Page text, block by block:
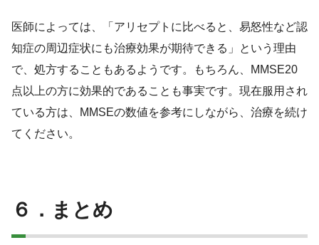
医師によっては、「アリセプトに比べると、易怒性など認
知症の周辺症状にも治療効果が期待できる」という理由
で、処方することもあるようです。もちろん、MMSE20
点以上の方に効果的であることも事実です。現在服用され
ている方は、MMSEの数値を参考にしながら、治療を続け
てください。
６．まとめ